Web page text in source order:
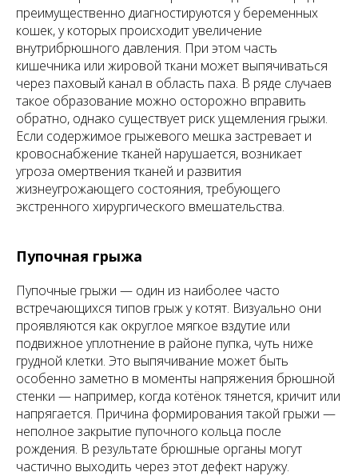
преимущественно диагностируются у беременных
кошек, у которых происходит увеличение
внутрибрюшного давления. При этом часть
кишечника или жировой ткани может выпячиваться
через паховый канал в область паха. В ряде случаев
такое образование можно осторожно вправить
обратно, однако существует риск ущемления грыжи.
Если содержимое грыжевого мешка застревает и
кровоснабжение тканей нарушается, возникает
угроза омертвения тканей и развития
жизнеугрожающего состояния, требующего
экстренного хирургического вмешательства.
Пупочная грыжа
Пупочные грыжи — один из наиболее часто
встречающихся типов грыж у котят. Визуально они
проявляются как округлое мягкое вздутие или
подвижное уплотнение в районе пупка, чуть ниже
грудной клетки. Это выпячивание может быть
особенно заметно в моменты напряжения брюшной
стенки — например, когда котёнок тянется, кричит или
напрягается. Причина формирования такой грыжи —
неполное закрытие пупочного кольца после
рождения. В результате брюшные органы могут
частично выходить через этот дефект наружу.